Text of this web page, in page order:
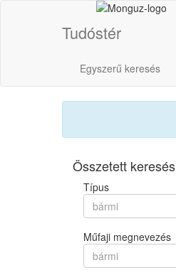
Tudóstér
Egyszerű keresés
Összetett keresés
Típus
bármi
Műfaji megnevezés
bármi